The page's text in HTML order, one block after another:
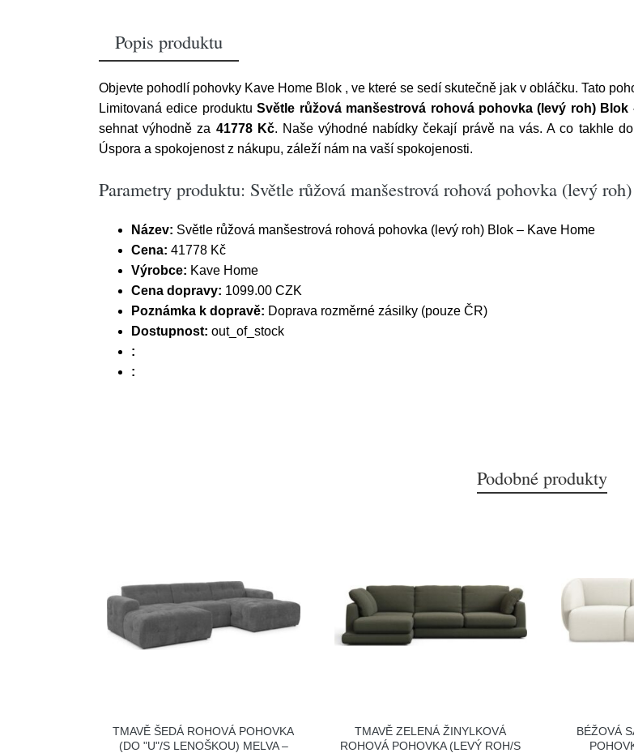
Popis produktu
Objevte pohodlí pohovky Kave Home Blok , ve které se sedí skutečně jak v obláčku. Tato
Limitovaná edice produktuSvětle růžová manšestrová rohová pohovka (levý roh) Blok
sehnat výhodně za 41778 Kč. Naše výhodné nabídky čekají právě na vás. A co takhle
Úspora a spokojenost z nákupu, záleží nám na vaší spokojenosti.
Parametry produktu: Světle růžová manšestrová rohová pohovka (levý
Název: Světle růžová manšestrová rohová pohovka (levý roh) Blok – Kave Home
Cena: 41778 Kč
Výrobce: Kave Home
Cena dopravy: 1099.00 CZK
Poznámka k dopravě: Doprava rozměrné zásilky (pouze ČR)
Dostupnost: out_of_stock
:
:
Podobné produkty
TMAVĚ ŠEDÁ ROHOVÁ POHOVKA
(DO "U"/S LENOŠKOU) MELVA –
TMAVĚ ZELENÁ ŽINYLKOVÁ
ROHOVÁ POHOVKA (LEVÝ ROH/S
BÉŽOVÁ